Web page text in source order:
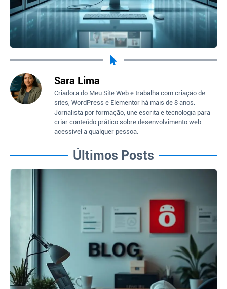
Sara Lima
Criadora do Meu Site Web e trabalha com criação de
sites, WordPress e Elementor há mais de 8 anos.
Jornalista por formação, une escrita e tecnologia para
criar conteúdo prático sobre desenvolvimento web
acessível a qualquer pessoa.
Últimos Posts